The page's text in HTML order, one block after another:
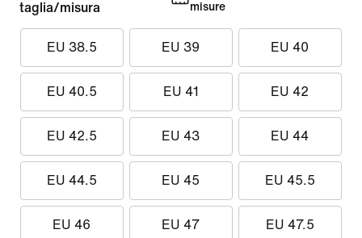
taglia/misura
misure
EU 38.5 EU 39 EU 40
EU 40.5 EU 41 EU 42
EU 42.5 EU 43 EU 44
EU 44.5 EU 45 EU 45.5
EU 46 EU 47 EU 47.5